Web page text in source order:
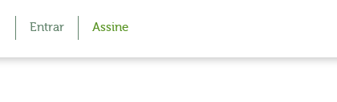
Entrar Assine